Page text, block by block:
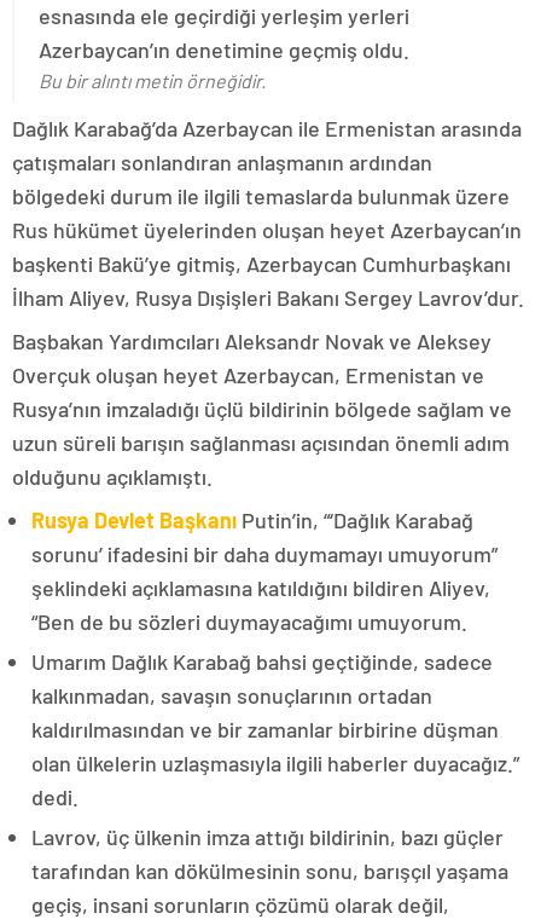
esnasında ele geçirdiği yerleşim yerleri
Azerbaycan’ın denetimine geçmiş oldu.
Bu bir alıntı metin örneğidir.
Dağlık Karabağ’da Azerbaycan ile Ermenistan arasında
çatışmaları sonlandıran anlaşmanın ardından
bölgedeki durum ile ilgili temaslarda bulunmak üzere
Rus hükümet üyelerinden oluşan heyet Azerbaycan’ın
başkenti Bakü’ye gitmiş, Azerbaycan Cumhurbaşkanı
İlham Aliyev, Rusya Dışişleri Bakanı Sergey Lavrov’dur.
Başbakan Yardımcıları Aleksandr Novak ve Aleksey
Overçuk oluşan heyet Azerbaycan, Ermenistan ve
Rusya’nın imzaladığı üçlü bildirinin bölgede sağlam ve
uzun süreli barışın sağlanması açısından önemli adım
olduğunu açıklamıştı.
Rusya Devlet Başkanı Putin’in, “‘Dağlık Karabağ
sorunu’ ifadesini bir daha duymamayı umuyorum”
şeklindeki açıklamasına katıldığını bildiren Aliyev,
“Ben de bu sözleri duymayacağımı umuyorum.
Umarım Dağlık Karabağ bahsi geçtiğinde, sadece
kalkınmadan, savaşın sonuçlarının ortadan
kaldırılmasından ve bir zamanlar birbirine düşman
olan ülkelerin uzlaşmasıyla ilgili haberler duyacağız.”
dedi.
Lavrov, üç ülkenin imza attığı bildirinin, bazı güçler
tarafından kan dökülmesinin sonu, barışçıl yaşama
geçiş, insani sorunların çözümü olarak değil,